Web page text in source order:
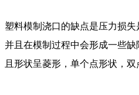
塑料模制浇口的缺点是压力损失
并且在模制过程中会形成一些
且形状呈菱形，单个点形状，双